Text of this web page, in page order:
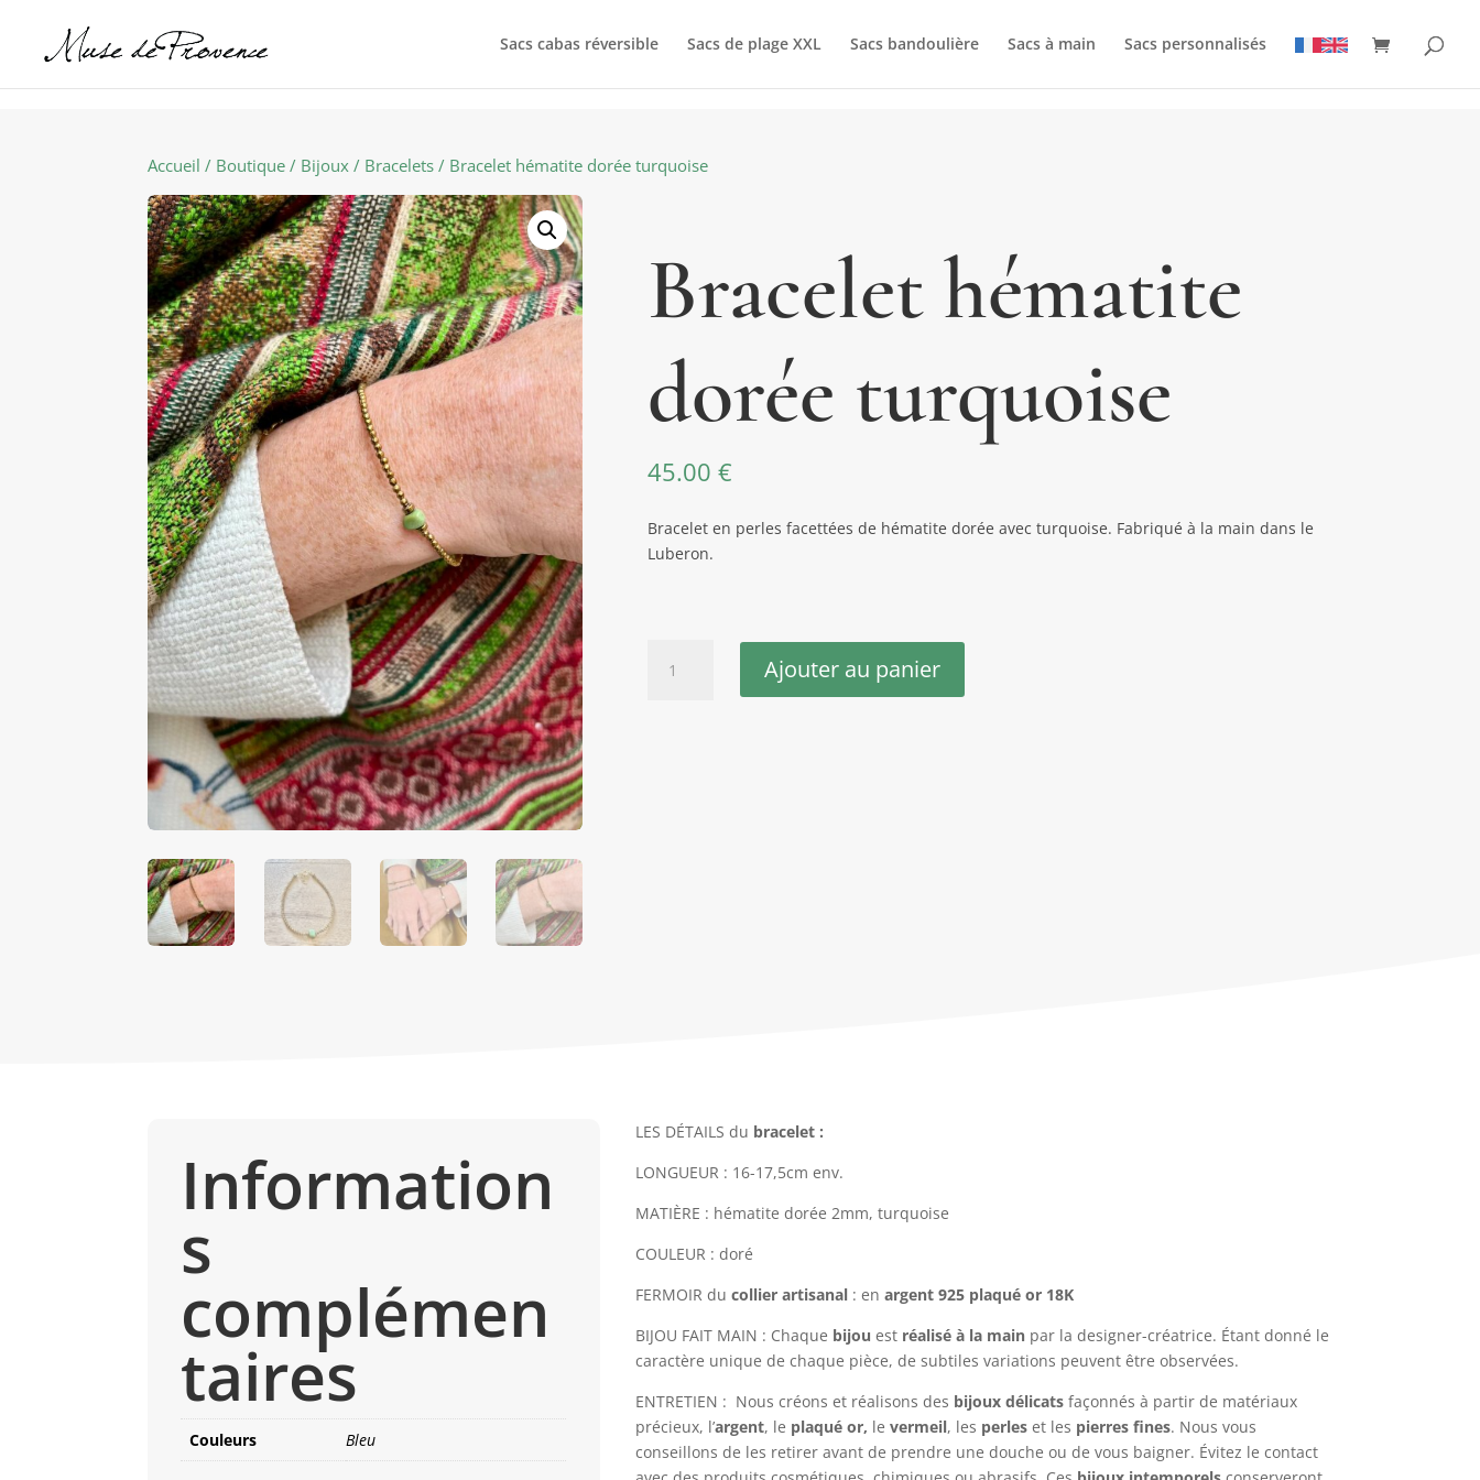
Sacs cabas réversible Sacs de plage XXL Sacs bandoulière Sacs à main Sacs personnalisés
Accueil / Boutique / Bijoux / Bracelets / Bracelet hématite dorée turquoise
Bracelet hématite
dorée turquoise
45.00€
Bracelet en perles facettées de hématite dorée avec turquoise. Fabriqué à la main dans le
Luberon.
Ajouter au panier
Information
s
complémen
taires
Couleurs Bleu
LES DÉTAILS du bracelet :
LONGUEUR : 16-17,5cm env.
MATIÈRE : hématite dorée 2mm, turquoise
COULEUR : doré
FERMOIR ducollier artisanal : enargent 925 plaqué or 18K
BIJOU FAIT MAIN : Chaque bijou est réalisé à la main par la designer-créatrice. Étant donné le
caractère unique de chaque pièce, de subtiles variations peuvent être observées.
ENTRETIEN : Nous créons et réalisons des bijoux délicats façonnés à partir de matériaux
précieux, l’argent, le plaqué or, levermeil, les perleset les pierres fines. Nous vous
conseillons de les retirer avant de prendre une douche ou de vous baigner. Évitez le contact